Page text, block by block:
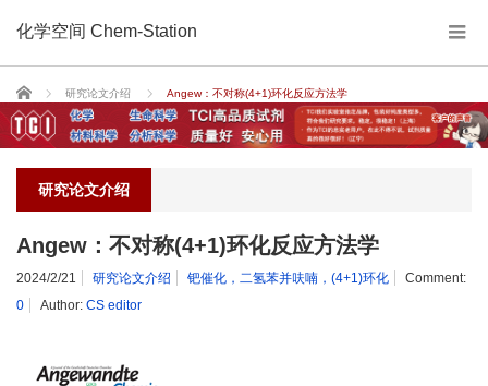
化学空间 Chem-Station
Home 研究论文介绍 Angew：不对称(4+1)环化反应方法学
研究论文介绍
Angew：不对称(4+1)环化反应方法学
2024/2/21 研究论文介绍 钯催化，二氢苯并呋喃，(4+1)环化
Comment:
0
Author: CS editor